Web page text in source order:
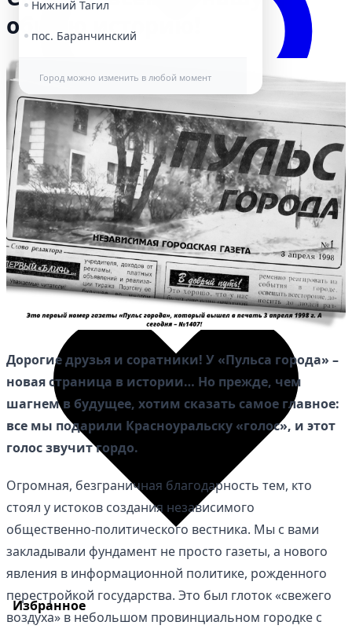
Нижний Тагил
пос. Баранчинский
Город можно изменить в любой момент
Избранное
Избранное
общую историю!
Дорогие друзья и соратники! У «Пульса города» –
новая страница в истории… Но прежде, чем
шагнем в будущее, хотим сказать самое главное:
все мы подарили Красноуральску «голос», и этот
голос звучит гордо.
Огромная, безграничная благодарность тем, кто
стоял у истоков создания независимого
общественно-политического вестника. Мы с вами
закладывали фундамент не просто газеты, а нового
явления в информационной политике, рожденного
перестройкой государства. Это был глоток «свежего
воздуха» в небольшом провинциальном городке с